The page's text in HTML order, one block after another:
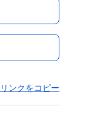
リンクをコピー